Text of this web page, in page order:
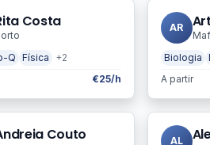
Costa
Q
Física
+2
€25/h
AR
Biologia
A partir
Couto AL